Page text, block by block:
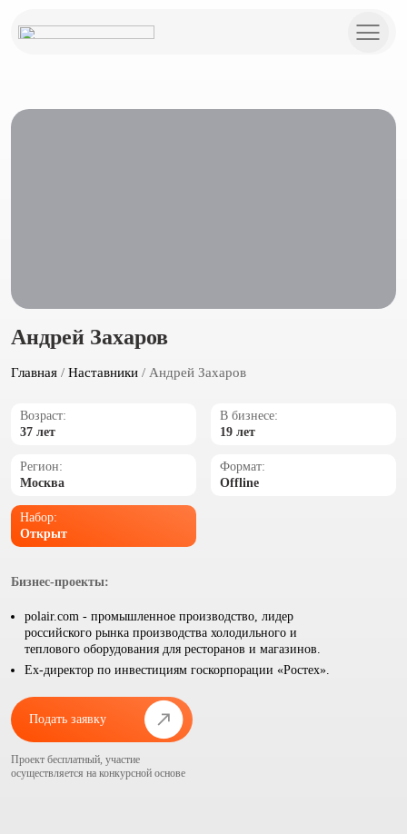
Андрей Захаров
Главная / Наставники / Андрей Захаров
Возраст:
37 лет
В бизнесе:
19 лет
Регион:
Москва
Формат:
Offline
Набор:
Открыт
Бизнес-проекты:
polair.com - промышленное производство, лидер
российского рынка производства холодильного и
теплового оборудования для ресторанов и магазинов.
Ex-директор по инвестициям госкорпорации «Ростех».
Подать заявку
Проект бесплатный, участие
осуществляется на конкурсной основе